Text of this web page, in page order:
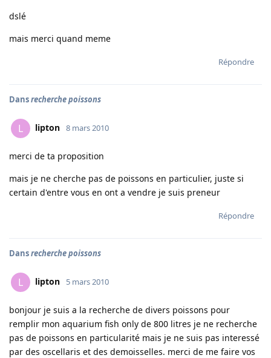
dslé
mais merci quand meme
Répondre
Dansrecherche poissons
L lipton 8 mars 2010
merci de ta proposition
mais je ne cherche pas de poissons en particulier, juste si
certain d'entre vous en ont a vendre je suis preneur
Répondre
Dansrecherche poissons
L lipton 5 mars 2010
bonjour je suis a la recherche de divers poissons pour
remplir mon aquarium fish only de 800 litres je ne recherche
pas de poissons en particularité mais je ne suis pas interessé
par des oscellaris et des demoisselles. merci de me faire vos